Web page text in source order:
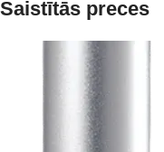
Saistītās preces